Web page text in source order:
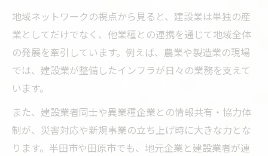
地域ネットワークの視点から見ると、建設業は単独の産
業としてだけでなく、他業種との連携を通じて地域全体
の発展を牽引しています。例えば、農業や製造業の現場
では、建設業が整備したインフラが日々の業務を支えて
います。
また、建設業者同士や異業種企業との情報共有・協力体
制が、災害対応や新規事業の立ち上げ時に大きな力とな
ります。半田市や田原市でも、地元企業と建設業者が連